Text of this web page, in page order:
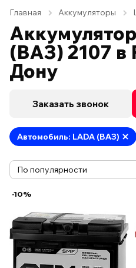
Главная Аккумуляторы
(ВАЗ) 2107 в
Дону
Заказать звонок
Автомобиль: LADA (ВАЗ)
-10%